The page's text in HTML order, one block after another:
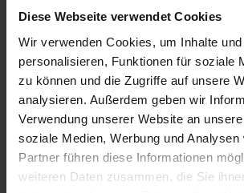
Diese Webseite verwendet Cookies
Wir verwenden Cookies, um Inhalte
personalisieren, Funktionen für soziale
zu können und die Zugriffe auf unsere
analysieren. Außerdem geben wir
Verwendung unserer Website an
soziale Medien, Werbung und Analysen
Partner führen diese Informationen
weiteren Daten zusammen, die Sie
Sofort verfügbar, Lieferzeit: 2-5 Tage
Produkt Anzahl: Gib den gewünschten Wert ein
In
Beschreibung
Der Funk-Rolladenmotor Oximo io für die